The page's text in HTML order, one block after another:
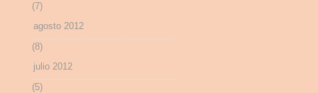
(7)
agosto 2012
(8)
julio 2012
(5)